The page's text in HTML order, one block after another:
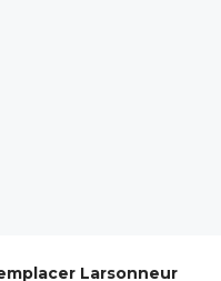
Larsonneur